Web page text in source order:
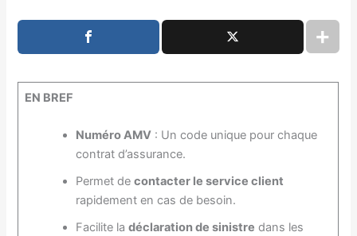
EN BREF
Numéro AMV: Un code unique pour chaque
contrat d’assurance.
Permet de contacter le service client
rapidement en cas de besoin.
Facilite la déclaration de sinistre dans les